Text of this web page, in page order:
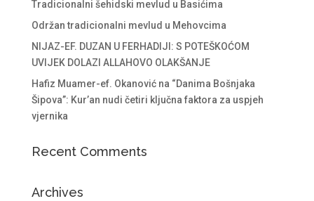
Tradicionalni šehidski mevlud u Basićima
Održan tradicionalni mevlud u Mehovcima
NIJAZ-EF. DUZAN U FERHADIJI: S POTEŠKOĆOM
UVIJEK DOLAZI ALLAHOVO OLAKŠANJE
Hafiz Muamer-ef. Okanović na “Danima Bošnjaka
Šipova”: Kur’an nudi četiri ključna faktora za uspjeh
vjernika
Recent Comments
Archives